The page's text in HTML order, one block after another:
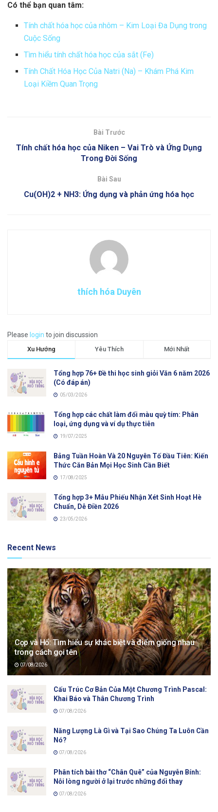
Có thể bạn quan tâm:
Tính chất hóa học của nhôm – Kim Loại Đa Dụng trong
Cuộc Sống
Tìm hiểu tính chất hóa học của sắt (Fe)
Tính Chất Hóa Học Của Natri (Na) – Khám Phá Kim
Loại Kiềm Quan Trọng
Bài Trước
Tính chất hóa học của Niken – Vai Trò và Ứng Dụng
Trong Đời Sống
Bài Sau
Cu(OH)2 + NH3: Ứng dụng và phản ứng hóa học
thích hóa Duyên
Please login to join discussion
Xu Hướng Yêu Thích Mới Nhất
Tổng hợp 76+ Đề thi học sinh giỏi Văn 6 năm 2026
(Có đáp án)
05/03/2026
Tổng hợp các chất làm đổi màu quỳ tím: Phân
loại, ứng dụng và ví dụ thực tiễn
19/07/2025
Bảng Tuần Hoàn Và 20 Nguyên Tố Đầu Tiên: Kiến
Thức Căn Bản Mọi Học Sinh Cần Biết
17/08/2025
Tổng hợp 3+ Mẫu Phiếu Nhận Xét Sinh Hoạt Hè
Chuẩn, Dễ Điền 2026
23/05/2026
Recent News
Cọp và Hổ: Tìm hiểu sự khác biệt và điểm giống nhau
trong cách gọi tên
07/08/2026
Cấu Trúc Cơ Bản Của Một Chương Trình Pascal:
Khai Báo và Thân Chương Trình
07/08/2026
Năng Lượng Là Gì và Tại Sao Chúng Ta Luôn Cần
Nó?
07/08/2026
Phân tích bài thơ “Chân Quê” của Nguyễn Bính:
Nỗi lòng người ở lại trước những đổi thay
07/08/2026